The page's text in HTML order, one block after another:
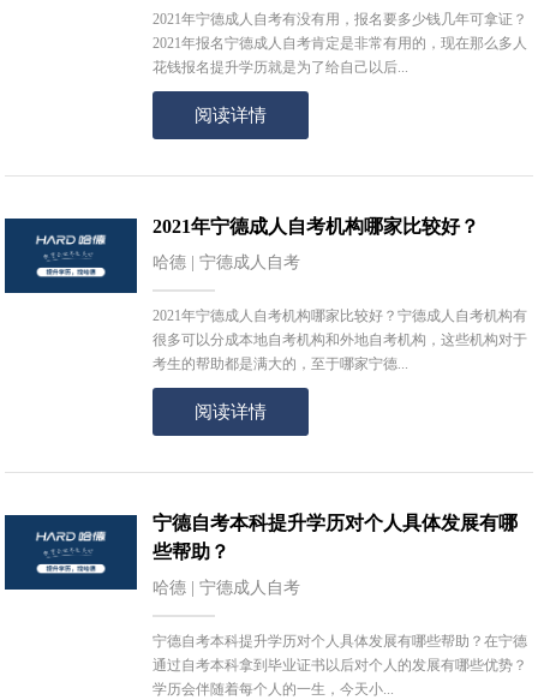
2021年宁德成人自考有没有用，报名要多少钱几年可拿证？
2021年报名宁德成人自考肯定是非常有用的，现在那么多人
花钱报名提升学历就是为了给自己以后...
阅读详情
2021年宁德成人自考机构哪家比较好？
哈德 | 宁德成人自考
2021年宁德成人自考机构哪家比较好？宁德成人自考机构有
很多可以分成本地自考机构和外地自考机构，这些机构对于
考生的帮助都是满大的，至于哪家宁德...
阅读详情
宁德自考本科提升学历对个人具体发展有哪
些帮助？
哈德 | 宁德成人自考
宁德自考本科提升学历对个人具体发展有哪些帮助？在宁德
通过自考本科拿到毕业证书以后对个人的发展有哪些优势？
学历会伴随着每个人的一生，今天小...